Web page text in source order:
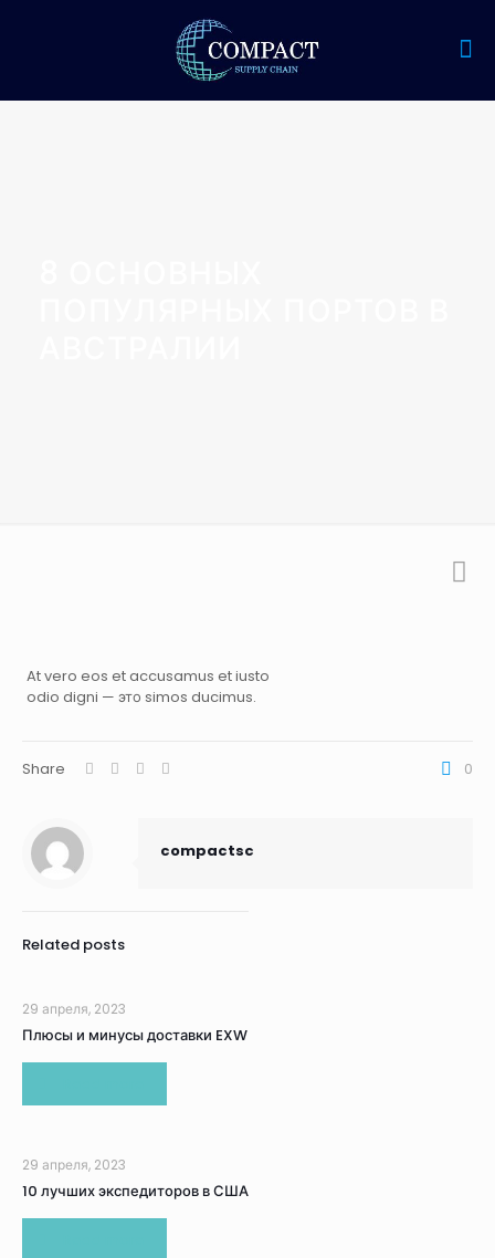
At vero eos et accusamus et iusto
odio digni — это simos ducimus.
Share 0
compactsc
Related posts
29 апреля, 2023
Плюсы и минусы доставки EXW
29 апреля, 2023
10 лучших экспедиторов в США